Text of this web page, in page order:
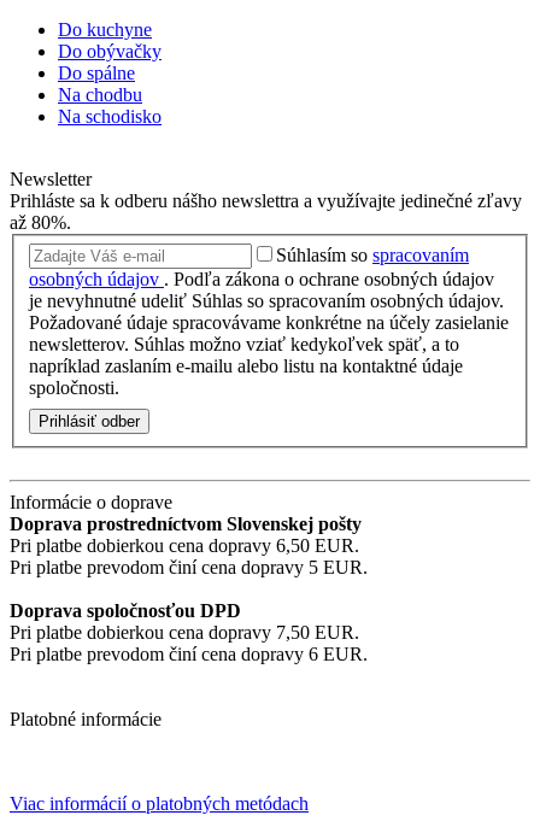
Do kuchyne
Do obývačky
Do spálne
Na chodbu
Na schodisko
Newsletter
Prihláste sa k odberu nášho newslettra a využívajte jedinečné zľavy
až 80%.
Súhlasím so spracovaním
osobných údajov . Podľa zákona o ochrane osobných údajov
je nevyhnutné udeliť Súhlas so spracovaním osobných údajov.
Požadované údaje spracovávame konkrétne na účely zasielanie
newsletterov. Súhlas možno vziať kedykoľvek späť, a to
napríklad zaslaním e-mailu alebo listu na kontaktné údaje
spoločnosti.
Prihlásiť odber
Informácie o doprave
Doprava prostredníctvom Slovenskej pošty
Pri platbe dobierkou cena dopravy 6,50 EUR.
Pri platbe prevodom činí cena dopravy 5 EUR.
Doprava spoločnosťou DPD
Pri platbe dobierkou cena dopravy 7,50 EUR.
Pri platbe prevodom činí cena dopravy 6 EUR.
Platobné informácie
Viac informácií o platobných metódach